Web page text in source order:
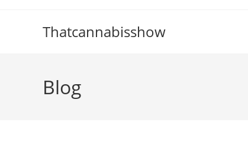
Thatcannabisshow
Blog